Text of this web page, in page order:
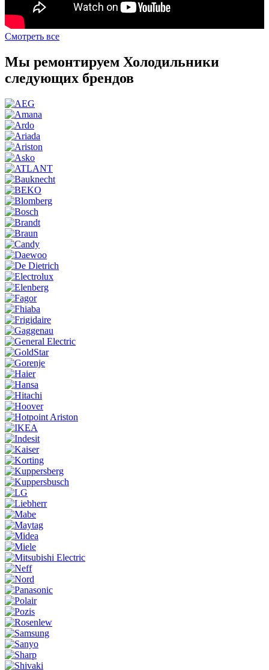
Смотреть все
Мы ремонтируем Холодильники
следующих брендов